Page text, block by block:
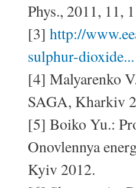
Phys., 2011, 11,
[3] http://
sulphur-dioxide...
[4] Malyarenko
SAGA, Kharkiv
[5] Boiko Yu.:
Onovlennya
Kyiv 2012.